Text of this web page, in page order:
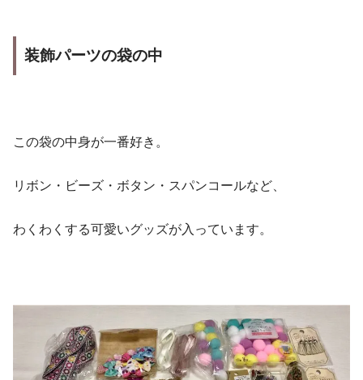
装飾パーツの袋の中
この袋の中身が一番好き。
リボン・ビーズ・ボタン・スパンコールなど、
わくわくする可愛いグッズが入っています。